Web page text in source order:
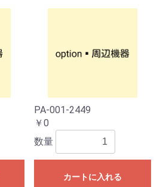
PA-001-2449
￥0
数量
カートに入れる